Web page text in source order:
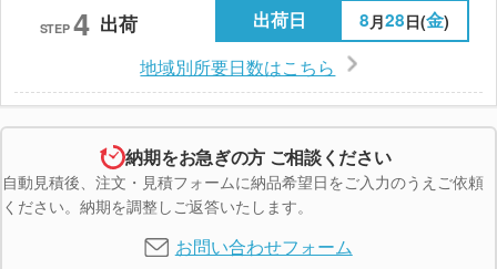
STEP 4 出荷 出荷日 8 月28日(金)
地域別所要日数はこちら
納期をお急ぎの方 ご相談ください
自動見積後、注文・見積フォームに納品希望日をご入力のうえご依頼
ください。納期を調整しご返答いたします。
お問い合わせフォーム